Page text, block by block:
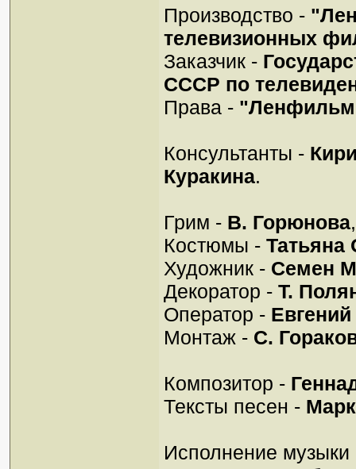
Производство -
телевизионных
Заказчик -
СССР по
Права -
Консультанты -
Куракина.
Грим - В. Горюнова
Костюмы - Татьяна
Художник - Семен
Декоратор - Т.
Оператор -
Монтаж - С.
Композитор -
Тексты песен -
Исполнение